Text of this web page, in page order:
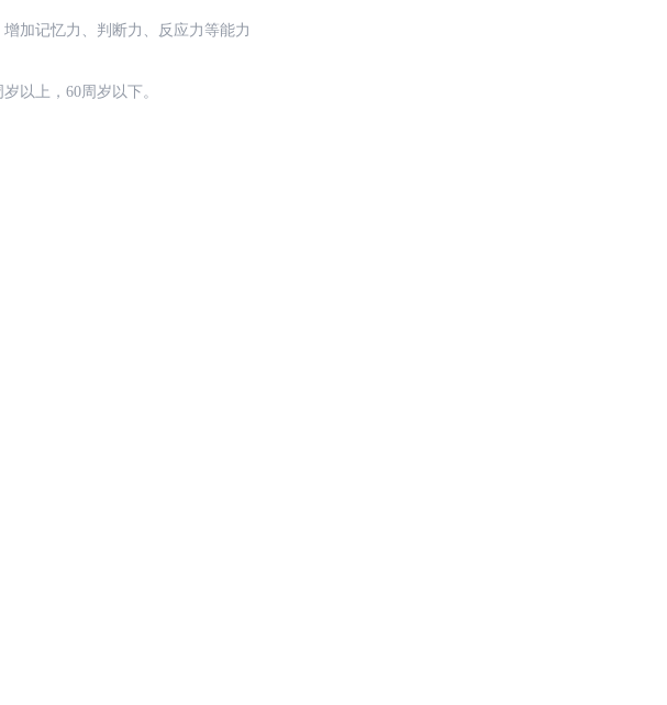
加记忆力、判断力、反应力等能力
以上，60周岁以下。